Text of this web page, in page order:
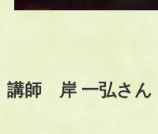
講師 岸 一弘さん